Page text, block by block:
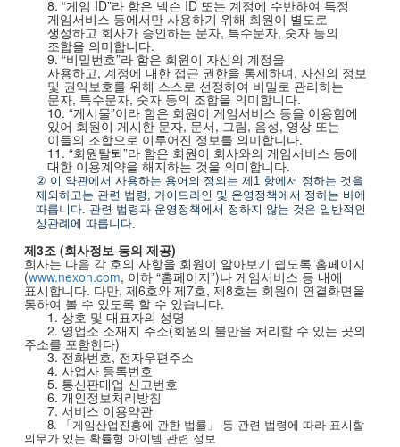
8.“게임 ID”라 함은 넥슨 ID 또는 계정에 수반하여 특정
게임서비스 등에서만 사용하기 위해 회원이 별도로
생성하고 회사가 승인하는 문자, 특수문자, 숫자 등의
조합을 의미합니다.
9.“비밀번호”라 함은 회원이 자신의 계정을
사용하고,계정에 대한 접근 권한을 통제하며, 자신의 정보
및 권익보호를 위해 스스로 선정하여 비밀로 관리하는
문자, 특수문자, 숫자 등의 조합을 의미합니다.
10.“게시물”이라 함은 회원이 게임서비스 등을 이용함에
있어 회원이 게시한 문자, 문서, 그림, 음성, 영상 또는
이들의 조합으로 이루어진 정보를 의미합니다.
11.“회원탈퇴”라 함은 회원이 회사와의 게임서비스 등에
대한 이용계약을 해지하는 것을 의미합니다.
② 이 약관에서 사용하는 용어의 정의는 제 1 항에서 정하는 것을
제외하고는 관련 법령 , 가이드라인 및 운영정책에서 정하는 바에
따릅니다. 관련 법령과 운영정책에서 정하지 않는 것은 일반적인
상관례에 따릅니다.
제3조(회사정보 등의 제공)
회사는 다음 각 호의 사항을 회원이 알아보기 쉽도록 홈페이지
(www.nexon.com, 이하 “홈페이지”)나 게임서비스 등 내에
표시합니다. 다만, 제6호와 제7호, 제8호는 회원이 연결화면을
통하여 볼 수 있도록 할 수 있습니다.
1.상호 및 대표자의 성명
2. 영업소 소재지 주소(회원의 불만을 처리할 수 있는 곳의
주소를 포함한다)
3. 전화번호,전자우편주소
4.사업자 등록번호
5. 통신판매업 신고번호
6.개인정보처리방침
7.서비스 이용약관
8. 「게임산업진흥에 관한 법률」 등 관련 법령에 따라 표시할
의무가 있는 확률형 아이템 관련 정보